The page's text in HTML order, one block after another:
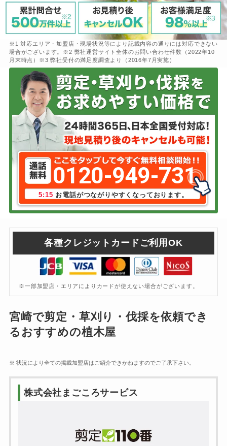
※1 対応エリア・加盟店・現場状況等により記載内容の通りには対応できない
場合がございます。※2 弊社運営サイト全体のお問い合わせ件数（2022年10
月末時点）※3 弊社受付の満足度調査より（2016年7月実施）
0120-949-731
5:15 お電話がつながりやすくなっております。
各種クレジットカードご利用OK
※一部加盟店・エリアによりカードが使えない場合がございます。
宮崎で剪定・草刈り・伐採を依頼でき
るおすすめの植木屋
※ 状況により全ての掲載加盟店はご紹介できかねますのでご了承下さい。
株式会社まごころサービス